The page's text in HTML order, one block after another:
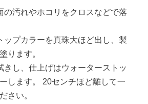
の汚れやホコリをクロスなどで落
ップカラーを真珠大ほど出し、製
ります。
きし、仕上げはウォーターストッ
します。 20センチほど離して一
さい。